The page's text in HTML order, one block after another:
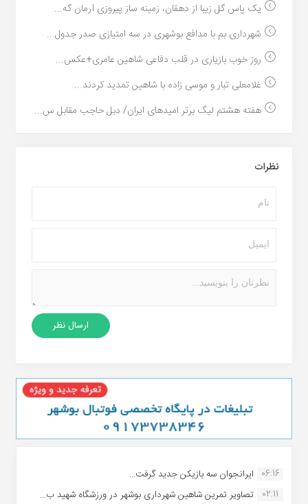
یک پاس گل زیبا از دهقان، زمینه ساز پیروزی آرمان گه...
شهرداری بم با مدافع بوشهری در سه امتیازی صدر جدول...
روز خوب بازیاری در قلب دفاعی شاهین عامری+عکس...
غلامعلی تبار و موسی زاده با شاهین تمدید کردند...
هفته هشتم لیگ برتر امیدهای ایران/ دبل حاجب مقابل س...
نظرات
06:16 ایرانجوان سه بازیکن جدید گرفت...
02:11
تصاویر تمرین شاهین شهردارى بوشهر در ورزشگاه شهید ب...